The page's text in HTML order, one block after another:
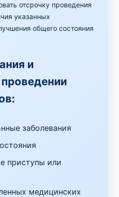
отсрочку проведения
указанных
общего состояния
и
заболевания
приступы или
медицинских